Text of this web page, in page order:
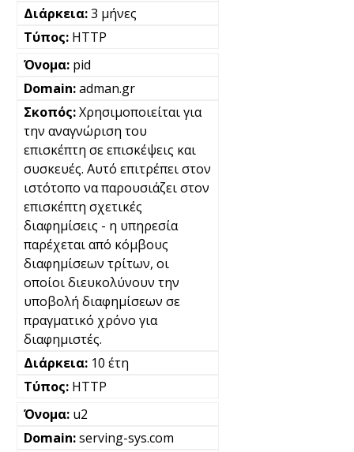
3 μήνες
HTTP
pid
adman.gr
Χρησιμοποιείται για
την αναγνώριση του
επισκέπτη σε επισκέψεις και
συσκευές. Αυτό επιτρέπει στον
ιστότοπο να παρουσιάζει στον
επισκέπτη σχετικές
διαφημίσεις - η υπηρεσία
παρέχεται από κόμβους
διαφημίσεων τρίτων, οι
οποίοι διευκολύνουν την
υποβολή διαφημίσεων σε
πραγματικό χρόνο για
διαφημιστές.
10 έτη
HTTP
u2
serving-sys.com